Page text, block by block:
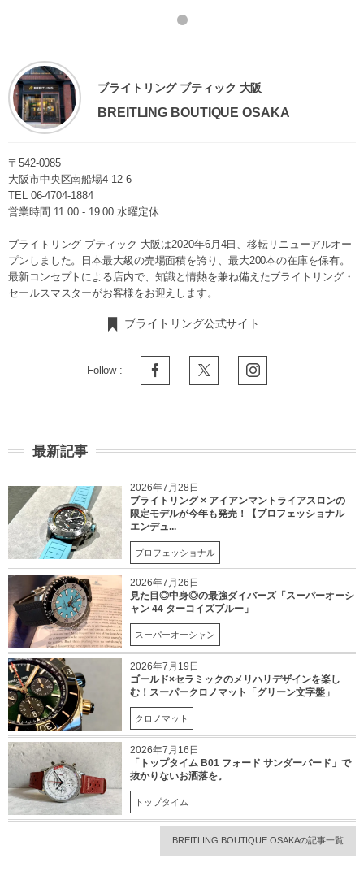
ブライトリング ブティック 大阪
BREITLING BOUTIQUE OSAKA
〒542-0085
大阪市中央区南船場4-12-6
TEL 06-4704-1884
営業時間 11:00 - 19:00 水曜定休
ブライトリング ブティック 大阪は2020年6月4日、移転リニューアルオー
プンしました。日本最大級の売場面積を誇り、最大200本の在庫を保有。
最新コンセプトによる店内で、知識と情熱を兼ね備えたブライトリング・
セールスマスターがお客様をお迎えします。
ブライトリング公式サイト
Follow :
最新記事
2026年7月28日
ブライトリング × アイアンマントライアスロンの
限定モデルが今年も発売！【プロフェッショナル
エンデュ...
プロフェッショナル
2026年7月26日
見た目◎中身◎の最強ダイバーズ「スーパーオーシ
ャン 44 ターコイズブルー」
スーパーオーシャン
2026年7月19日
ゴールド×セラミックのメリハリデザインを楽し
む！スーパークロノマット「グリーン文字盤」
クロノマット
2026年7月16日
「トップタイム B01 フォード サンダーバード」で
抜かりないお洒落を。
トップタイム
BREITLING BOUTIQUE OSAKAの記事一覧